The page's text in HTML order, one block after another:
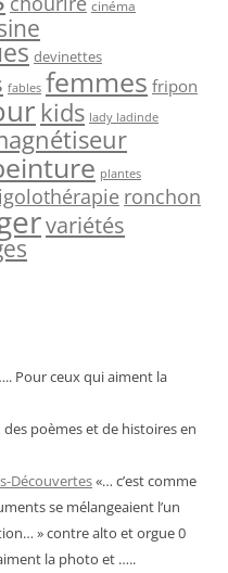
cinéma
devinettes
fables femmes fripon
kids lady ladinde
plantes
ronchon
variétés
Pour ceux qui aiment la
des poèmes et de histoires en
Découvertes«… c’est comme
se mélangeaient l’un
» contre alto et orgue 0
la photo et …..